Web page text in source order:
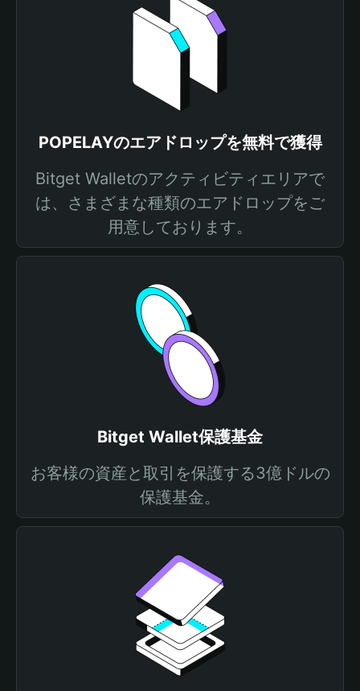
POPELAYのエアドロップを無料で獲得
Bitget Walletのアクティビティエリアで
は、さまざまな種類のエアドロップをご
用意しております。
Bitget Wallet保護基金
お客様の資産と取引を保護する3億ドルの
保護基金。